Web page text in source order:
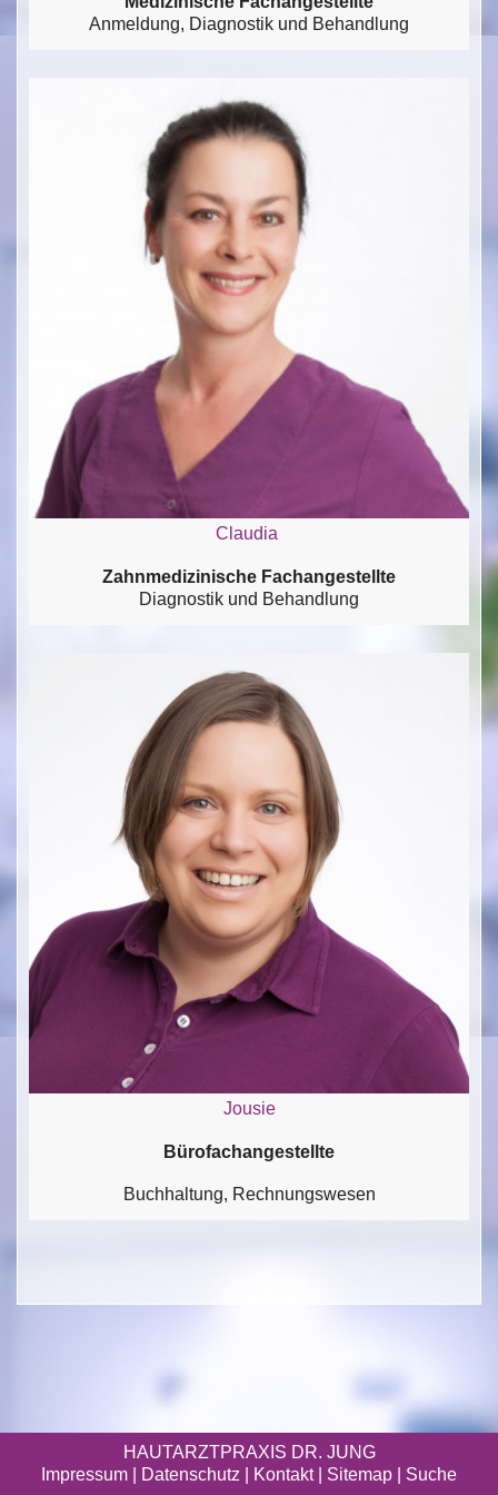
Anmeldung, Diagnostik und Behandlung
Claudia
Zahnmedizinische Fachangestellte
Diagnostik und Behandlung
Jousie
Bürofachangestellte
Buchhaltung, Rechnungswesen
HAUTARZTPRAXIS DR. JUNG
Impressum
Datenschutz | Kontakt | Sitemap Suche